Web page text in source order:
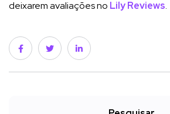
deixarem avaliações no Lily Reviews.